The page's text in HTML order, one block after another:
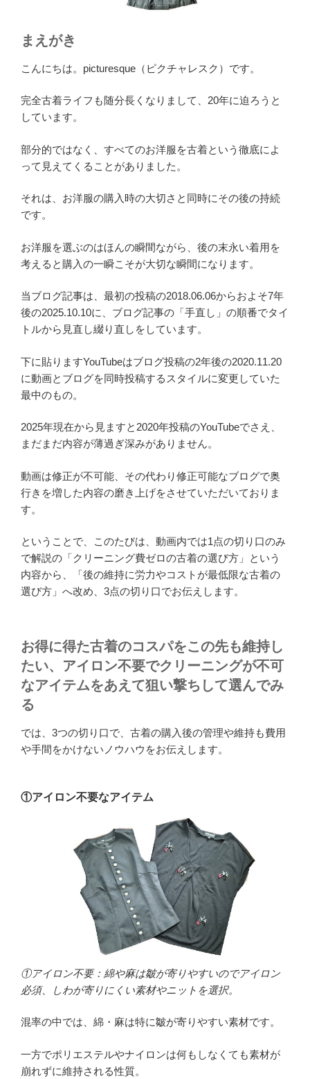
まえがき
こんにちは。picturesque（ピクチャレスク）です。
完全古着ライフも随分長くなりまして、20年に迫ろうと
しています。
部分的ではなく、すべてのお洋服を古着という徹底によ
って見えてくることがありました。
それは、お洋服の購入時の大切さと同時にその後の持続
です。
お洋服を選ぶのはほんの瞬間ながら、後の末永い着用を
考えると購入の一瞬こそが大切な瞬間になります。
当ブログ記事は、最初の投稿の2018.06.06からおよそ7年
後の2025.10.10に、ブログ記事の「手直し」の順番でタイ
トルから見直し綴り直しをしています。
下に貼りますYouTubeはブログ投稿の2年後の2020.11.20
に動画とブログを同時投稿するスタイルに変更していた
最中のもの。
2025年現在から見ますと2020年投稿のYouTubeでさえ、
まだまだ内容が薄過ぎ深みがありません。
動画は修正が不可能、その代わり修正可能なブログで奥
行きを増した内容の磨き上げをさせていただいておりま
す。
ということで、このたびは、動画内では1点の切り口のみ
で解説の「クリーニング費ゼロの古着の選び方」という
内容から、「後の維持に労力やコストが最低限な古着の
選び方」へ改め、3点の切り口でお伝えします。
お得に得た古着のコスパをこの先も維持し
たい、アイロン不要でクリーニングが不可
なアイテムをあえて狙い撃ちして選んでみ
る
では、3つの切り口で、古着の購入後の管理や維持も費用
や手間をかけないノウハウをお伝えします。
①アイロン不要なアイテム
①アイロン不要：綿や麻は皺が寄りやすいのでアイロン
必須、しわが寄りにくい素材やニットを選択。
混率の中では、綿・麻は特に皺が寄りやすい素材です。
一方でポリエステルやナイロンは何もしなくても素材が
崩れずに維持される性質。